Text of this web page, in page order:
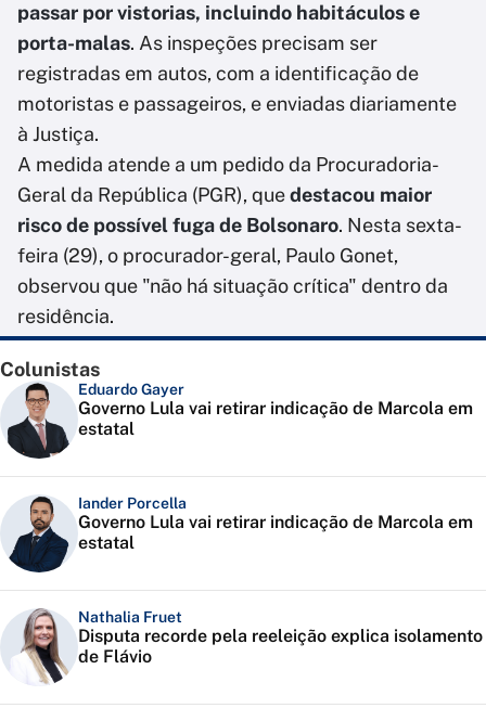
passar por vistorias, incluindo habitáculos e
porta-malas. As inspeções precisam ser
registradas em autos, com a identificação de
motoristas e passageiros, e enviadas diariamente
à Justiça.
A medida atende a um pedido da Procuradoria-
Geral da República (PGR), quedestacou maior
risco de possível fuga de Bolsonaro. Nesta sexta-
feira (29), o procurador-geral, Paulo Gonet,
observou que "não há situação crítica" dentro da
residência.
Colunistas
Eduardo Gayer
Governo Lula vai retirar indicação de Marcola em
estatal
Iander Porcella
Governo Lula vai retirar indicação de Marcola em
estatal
Nathalia Fruet
Disputa recorde pela reeleição explica isolamento
de Flávio